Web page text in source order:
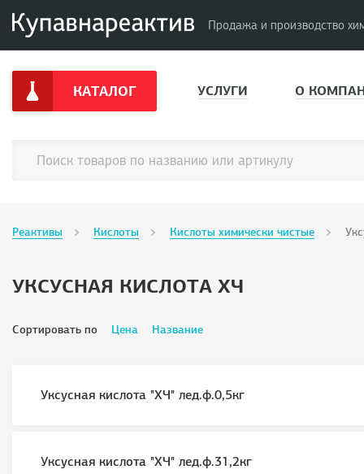
Продажа и производство
КАТАЛОГ УСЛУГИ О
Реактивы Кислоты Кислоты химически чистые
УКСУСНАЯ КИСЛОТА ХЧ
Сортировать по Цена Название
Уксусная кислота "ХЧ" лед.ф.0,5кг
Уксусная кислота "ХЧ" лед.ф.31,2кг